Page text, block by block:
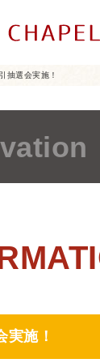
抽選会実施！
実施！